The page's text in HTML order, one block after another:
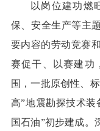
以岗位建功燃
保、安全生产等主
要内容的劳动竞赛
赛促干、以赛建功
围，一批原创性、
高”地震勘探技术
国石油”初步建成。